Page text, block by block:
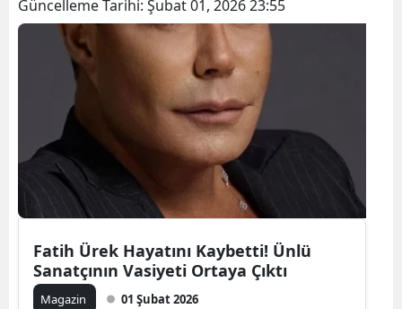
Güncelleme Tarihi: Şubat 01, 2026 23:55
Fatih Ürek Hayatını Kaybetti! Ünlü
Sanatçının Vasiyeti Ortaya Çıktı
Magazin 01 Şubat 2026